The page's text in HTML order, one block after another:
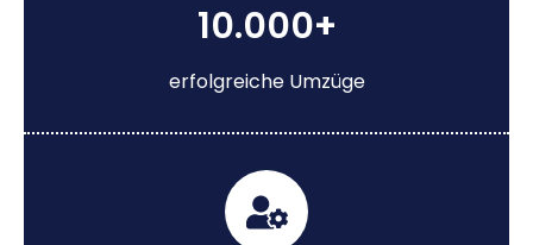
10.000+
erfolgreiche Umzüge